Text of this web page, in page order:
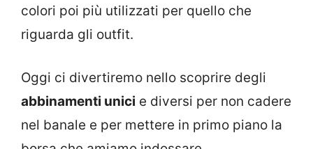
colori poi più utilizzati per quello che
riguarda gli outfit.
Oggi ci divertiremo nello scoprire degli
abbinamenti unici e diversi per non cadere
nel banale e per mettere in primo piano la